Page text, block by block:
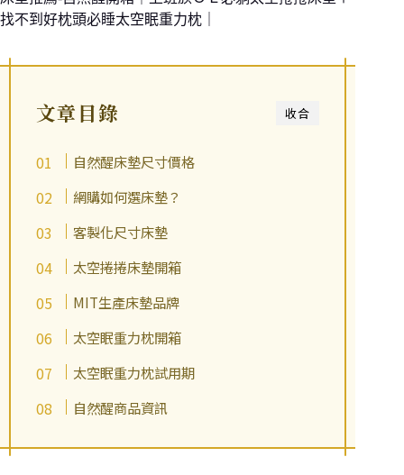
找不到好枕頭必睡太空眠重力枕｜
收合
文章目錄
自然醒床墊尺寸價格
網購如何選床墊？
客製化尺寸床墊
太空捲捲床墊開箱
MIT生產床墊品牌
太空眠重力枕開箱
太空眠重力枕試用期
自然醒商品資訊